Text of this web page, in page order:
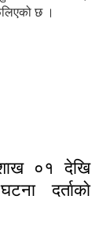
छ ।
०१ देखि
दर्ताकाे